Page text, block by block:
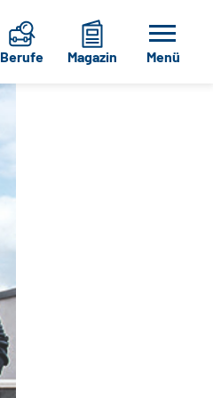
Berufe Magazin Menü